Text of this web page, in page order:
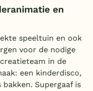
en
speeltuin en ook
voor de nodige
in de
een kinderdisco,
Supergaaf is